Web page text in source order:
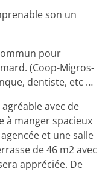
son un
pour
(Coop-Migros-
dentiste, etc …
avec de
à manger spacieux
et une salle
de 46 m2 avec
appréciée. De